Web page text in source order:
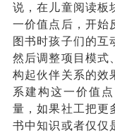
说，在儿童阅读板
一价值点后，开始
图书时孩子们的互
然后调整项目模式
构起伙伴关系的效
系建构这一价值
量 ，如果社工把更
书中知识或者仅仅